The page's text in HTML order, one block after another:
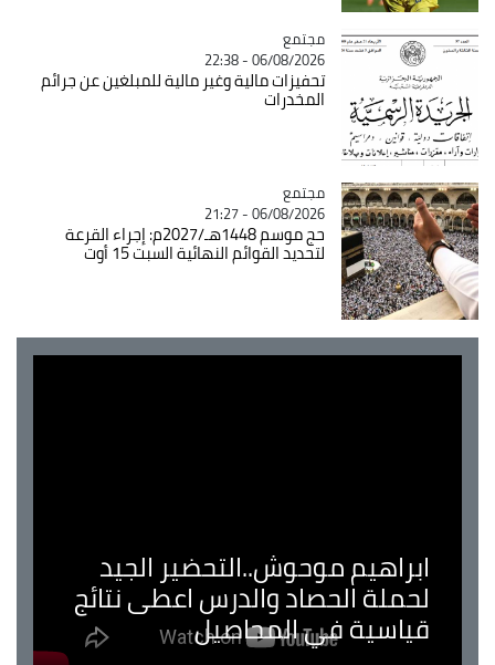
Catégorie
مجتمع
06/08/2026 - 22:38
تحفيزات مالية وغير مالية للمبلغين عن جرائم
المخدرات
Catégorie
مجتمع
06/08/2026 - 21:27
حج موسم 1448هـ/2027م: إجراء القرعة
لتحديد القوائم النهائية السبت 15 أوت
ابراهيم موحوش..التحضير الجيد
لحملة الحصاد والدرس اعطى نتائج
قياسية في المحاصيل